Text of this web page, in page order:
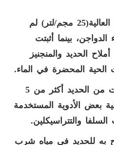
وقد اتضح أن نسب الحديد العالية(25 مجم/لتر) لم
بينما أثبتت
الحديد والمنجنيز
الحية المحضرة في الماء.
كما اتضح أن وجود تركيزات من الحديد أكثر من 5
بعض الأدوية المستخدمة
والتتراسيكلين.
به للحديد في مياه شرب